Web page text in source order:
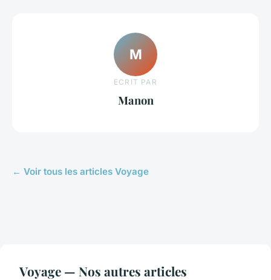
M
ECRIT PAR
Manon
← Voir tous les articles Voyage
Voyage — Nos autres articles